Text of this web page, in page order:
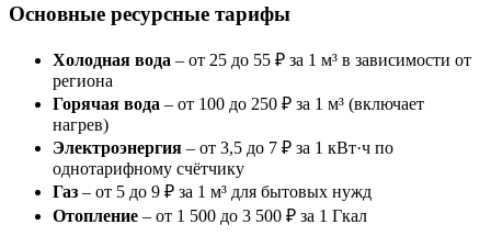
Основные ресурсные тарифы
Холодная вода – от 25 до 55 ₽ за 1 м³ в зависимости от
региона
Горячая вода – от 100 до 250 ₽ за 1 м³ (включает
нагрев)
Электроэнергия – от 3,5 до 7 ₽ за 1 кВт·ч по
однотарифному счётчику
Газ – от 5 до 9 ₽ за 1 м³ для бытовых нужд
Отопление – от 1 500 до 3 500 ₽ за 1 Гкал